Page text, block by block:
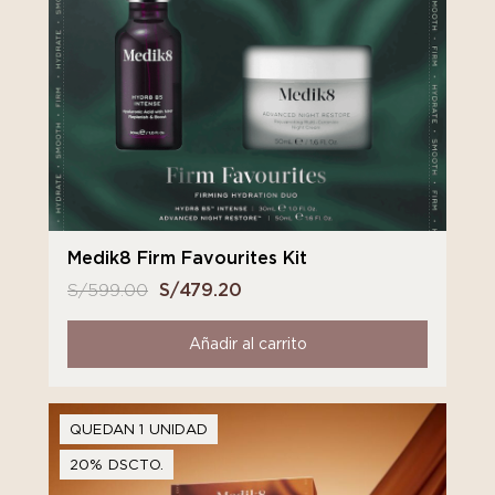
Medik8 Firm Favourites Kit
S/599.00 El
precio
original
era:
S/479.20
precio
actual
es:
Añadir al carrito
QUEDAN 1 UNIDAD
20% DSCTO.